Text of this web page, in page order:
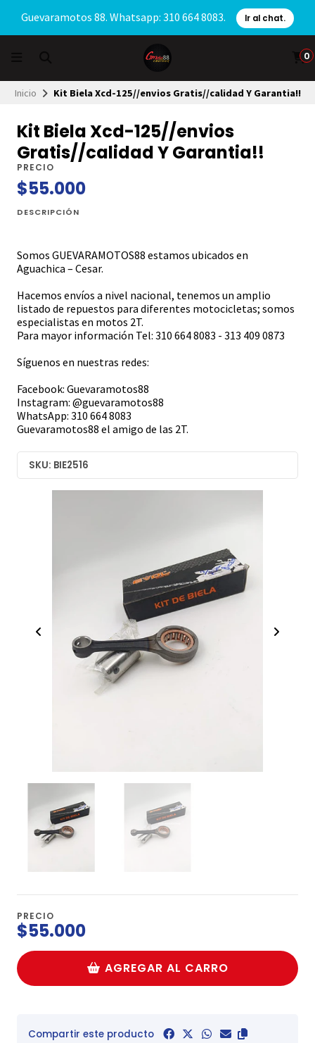
Guevaramotos 88. Whatsapp: 310 664 8083. Ir al chat.
0
Inicio Kit Biela Xcd-125//envios Gratis//calidad Y Garantia!!
Kit Biela Xcd-125//envios
Gratis//calidad Y Garantia!!
PRECIO
$55.000
DESCRIPCIÓN
Somos GUEVARAMOTOS88 estamos ubicados en
Aguachica – Cesar.
Hacemos envíos a nivel nacional, tenemos un amplio
listado de repuestos para diferentes motocicletas; somos
especialistas en motos 2T.
Para mayor información Tel: 310 664 8083 - 313 409 0873
Síguenos en nuestras redes:
Facebook: Guevaramotos88
Instagram: @guevaramotos88
WhatsApp: 310 664 8083
Guevaramotos88 el amigo de las 2T.
SKU: BIE2516
PRECIO
$55.000
AGREGAR AL CARRO
Compartir este producto